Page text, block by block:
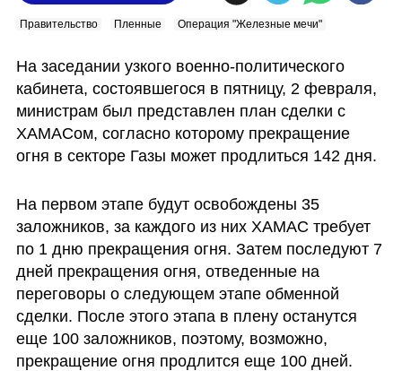
Правительство Пленные Операция "Железные мечи"
На заседании узкого военно-политического
кабинета, состоявшегося в пятницу, 2 февраля,
министрам был представлен план сделки с
ХАМАСом, согласно которому прекращение
огня в секторе Газы может продлиться 142 дня.
На первом этапе будут освобождены 35
заложников, за каждого из них ХАМАС требует
по 1 дню прекращения огня. Затем последуют 7
дней прекращения огня, отведенные на
переговоры о следующем этапе обменной
сделки. После этого этапа в плену останутся
еще 100 заложников, поэтому, возможно,
прекращение огня продлится еще 100 дней.